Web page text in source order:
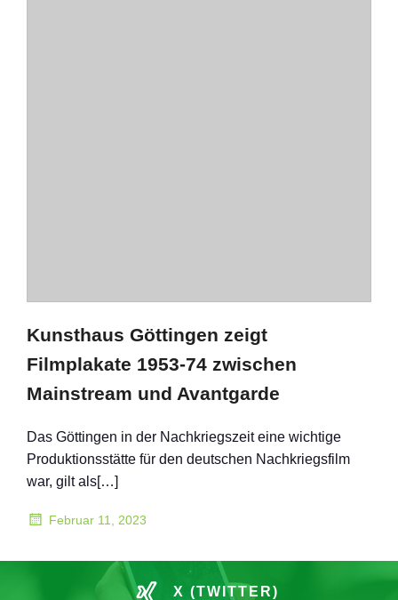
Kunsthaus Göttingen zeigt
Filmplakate 1953-74 zwischen
Mainstream und Avantgarde
Das Göttingen in der Nachkriegszeit eine wichtige
Produktionsstätte für den deutschen Nachkriegsfilm
war, gilt als[…]
Februar 11, 2023
X (TWITTER)